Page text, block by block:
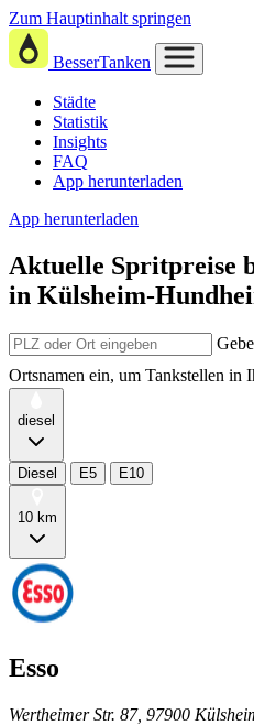
Zum Hauptinhalt springen
BesserTanken
Städte
Statistik
Insights
FAQ
App herunterladen
App herunterladen
Aktuelle Spritpreise
in Külsheim-
Ortsnamen ein, um Tankstellen in
diesel
Diesel E5 E10
10 km
Esso
Wertheimer Str. 87, 97900